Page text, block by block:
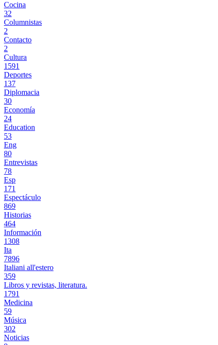
Cocina
32
Columnistas
2
Contacto
2
Cultura
1591
Deportes
137
Diplomacia
30
Economía
24
Education
53
Eng
80
Entrevistas
78
Esp
171
Espectáculo
869
Historias
464
Información
1308
Ita
7896
Italiani all'estero
359
Libros y revistas, literatura.
1791
Medicina
59
Música
302
Noticias